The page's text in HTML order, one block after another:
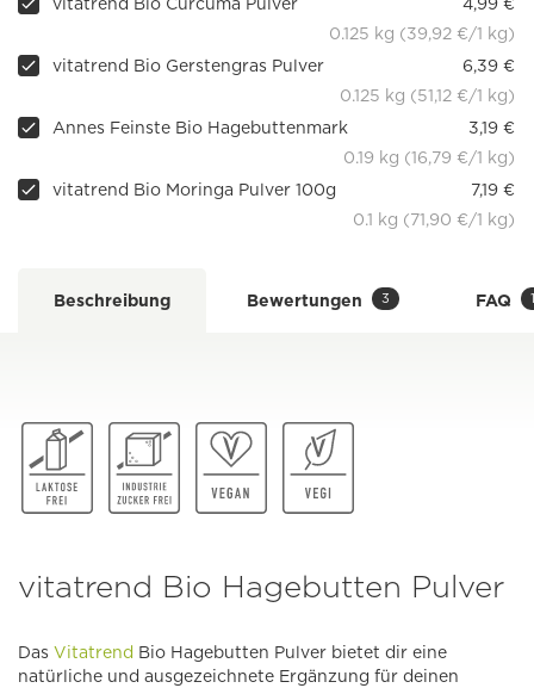
vitatrend Bio Curcuma Pulver
4,99 €
0.125 kg (39,92 €/1 kg)
vitatrend Bio Gerstengras Pulver
6,39 €
0.125 kg (51,12 €/1 kg)
Annes Feinste Bio Hagebuttenmark
3,19 €
0.19 kg (16,79 €/1 kg)
vitatrend Bio Moringa Pulver 100g
7,19 €
0.1 kg (71,90 €/1 kg)
Beschreibung Bewertungen 3 FAQ 1
vitatrend Bio Hagebutten Pulver
Das Vitatrend Bio Hagebutten Pulver bietet dir eine
natürliche und ausgezeichnete Ergänzung für deinen